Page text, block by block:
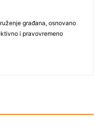
građana, osnovano
i pravovremeno